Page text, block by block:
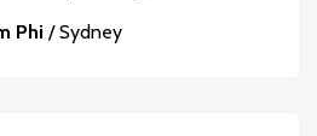
Phi /Sydney